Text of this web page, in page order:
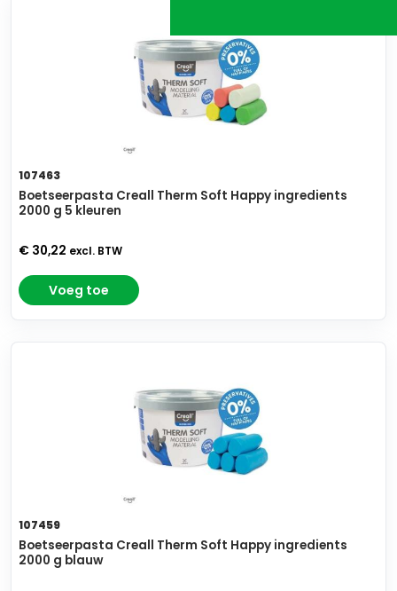
107463
Boetseerpasta Creall Therm Soft Happy ingredients
2000 g 5 kleuren
€ 30,22 excl. BTW
Voeg toe
107459
Boetseerpasta Creall Therm Soft Happy ingredients
2000 g blauw